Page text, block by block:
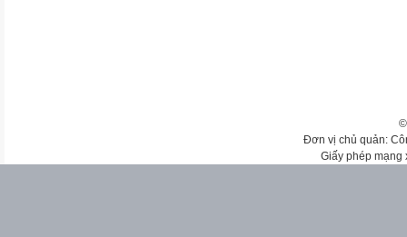
Đơn vị chủ quản:
Giấy phép mạng